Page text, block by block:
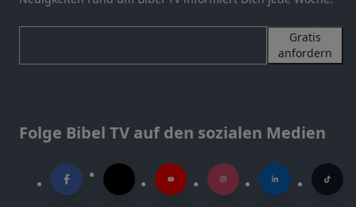
Gratis
anfordern
Folge Bibel TV auf den sozialen Medien